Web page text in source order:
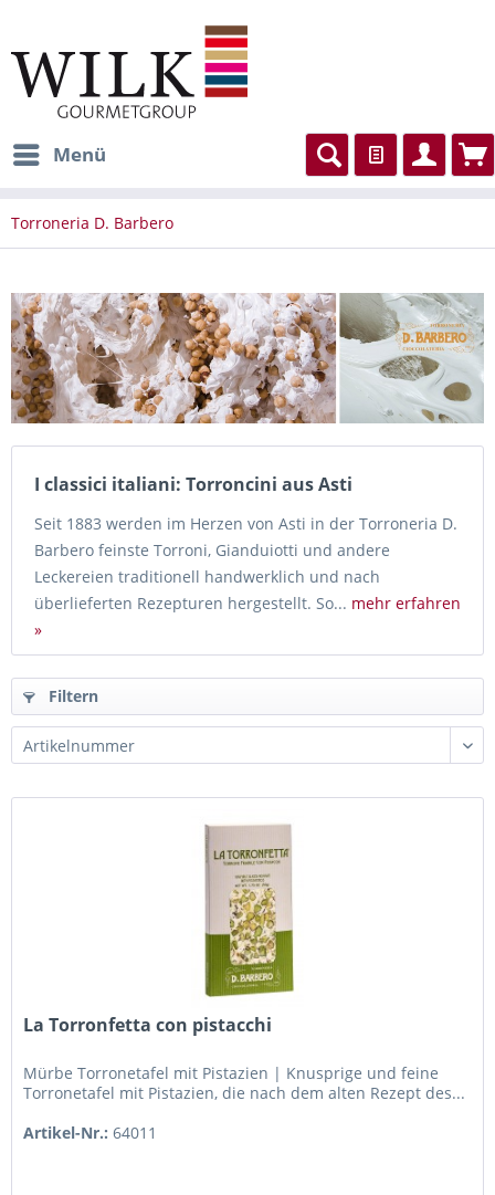
Menü
Torroneria D. Barbero
I classici italiani: Torroncini aus Asti
Seit 1883 werden im Herzen von Asti in der Torroneria D.
Barbero feinste Torroni, Gianduiotti und andere
Leckereien traditionell handwerklich und nach
überlieferten Rezepturen hergestellt. So... mehr erfahren
»
Filtern
La Torronfetta con pistacchi
Mürbe Torronetafel mit Pistazien | Knusprige und feine
Torronetafel mit Pistazien, die nach dem alten Rezept des...
Artikel-Nr.: 64011